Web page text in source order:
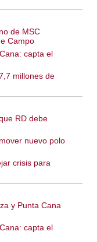
de MSC
Campo
capta el
millones de
RD debe
nuevo polo
crisis para
y Punta Cana
capta el